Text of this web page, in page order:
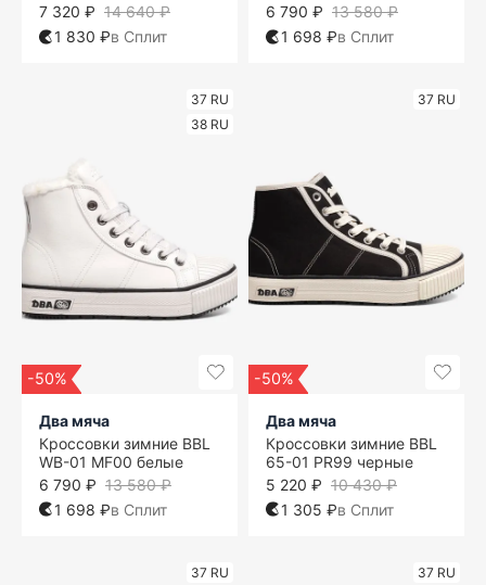
14 640 ₽
7 320 ₽
1 830 ₽в Сплит
13 580 ₽
6 790 ₽
1 698 ₽в Сплит
37 RU
38 RU
-50%
Два мяча
Кроссовки зимние BBL
WB-01 MF00 белые
13 580 ₽
6 790 ₽
1 698 ₽в Сплит
37 RU
-50%
Два мяча
Кроссовки зимние BBL
65-01 PR99 черные
10 430 ₽
5 220 ₽
1 305 ₽в Сплит
37 RU
37 RU